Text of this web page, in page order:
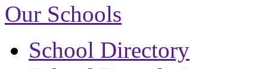
Our Schools
School Directory